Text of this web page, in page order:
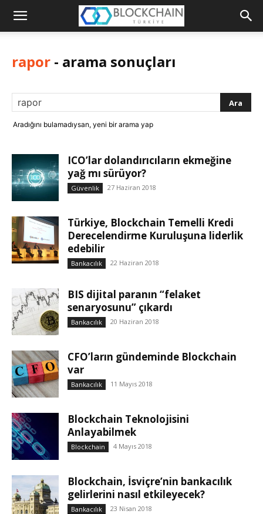
Blockchain
Platformu
rapor - arama sonuçları
Aradığını bulamadıysan, yeni bir arama yap
ICO’lar dolandırıcıların ekmeğine
yağ mı sürüyor?
Güvenlik 27 Haziran 2018
Türkiye, Blockchain Temelli Kredi
Derecelendirme Kuruluşuna liderlik
edebilir
Bankacılık 22 Haziran 2018
BIS dijital paranın “felaket
senaryosunu” çıkardı
Bankacılık 20 Haziran 2018
CFO’ların gündeminde Blockchain
var
Bankacılık 11 Mayıs 2018
Blockchain Teknolojisini
Anlayabilmek
Blockchain 4 Mayıs 2018
Blockchain, İsviçre’nin bankacılık
gelirlerini nasıl etkileyecek?
Bankacılık 23 Nisan 2018